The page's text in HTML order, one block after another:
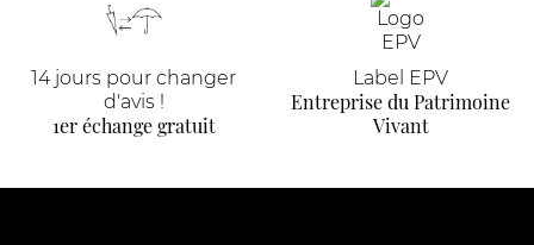
14 jours pour changer
d'avis !
1er échange gratuit
Label EPV
Entreprise du Patrimoine
Vivant